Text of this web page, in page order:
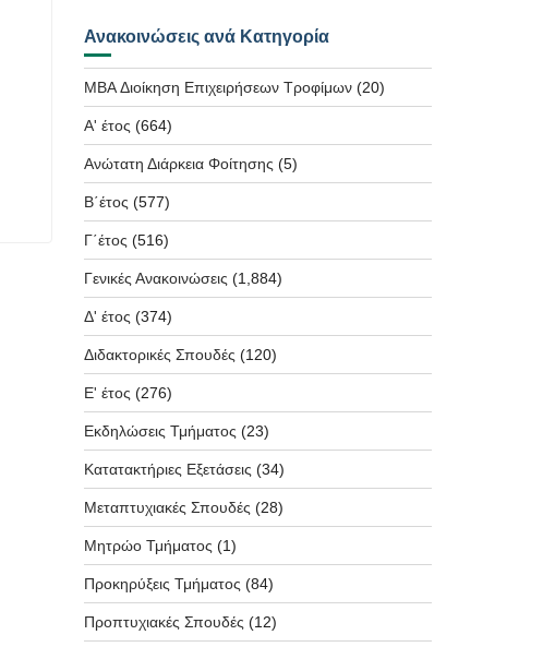
Ανακοινώσεις ανά Κατηγορία
MBA Διοίκηση Επιχειρήσεων Τροφίμων(20)
Α' έτος (664)
Ανώτατη Διάρκεια Φοίτησης (5)
Β΄έτος (577)
Γ΄έτος (516)
Γενικές Ανακοινώσεις (1,884)
Δ' έτος (374)
Διδακτορικές Σπουδές (120)
Ε' έτος (276)
Εκδηλώσεις Τμήματος (23)
Κατατακτήριες Εξετάσεις (34)
Μεταπτυχιακές Σπουδές (28)
Μητρώο Τμήματος (1)
Προκηρύξεις Τμήματος (84)
Προπτυχιακές Σπουδές (12)